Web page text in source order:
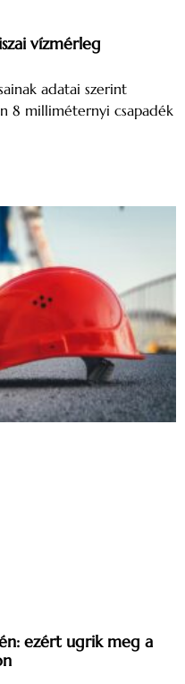
vízmérleg
adatai szerint
8 milliméternyi csapadék
ezért ugrik meg a